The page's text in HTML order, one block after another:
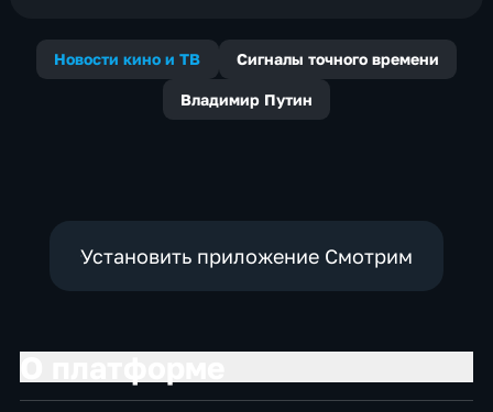
Новости кино и ТВ Сигналы точного времени
Владимир Путин
Установить приложение Смотрим